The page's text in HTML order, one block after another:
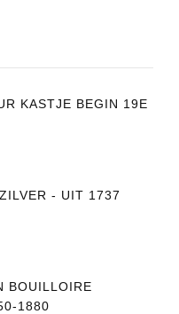
KASTJE BEGIN 19E
- UIT 1737
BOUILLOIRE
1880